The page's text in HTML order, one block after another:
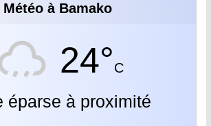
Météo à Bamako
24°C
éparse à proximité